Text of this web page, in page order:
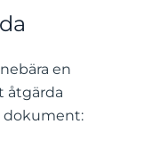
en
åtgärda
dokument: